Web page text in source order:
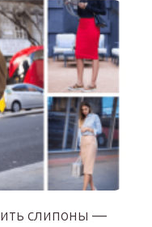
слипоны —